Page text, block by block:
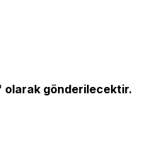
olarak gönderilecektir.